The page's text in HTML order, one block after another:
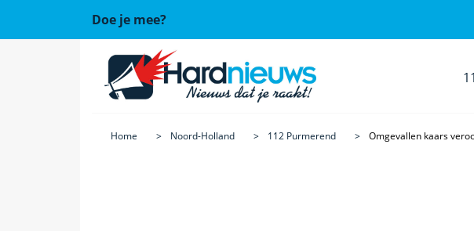
Doe je mee?
Home Noord-Holland 112 Purmerend Omgevallen kaars